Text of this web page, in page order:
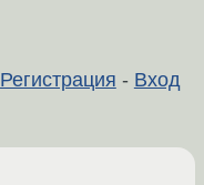
Регистрация - Вход